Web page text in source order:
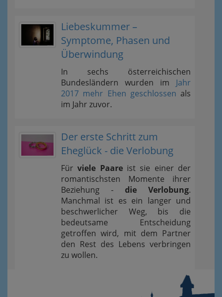
Liebeskummer –
Symptome, Phasen und
Überwindung
In sechs österreichischen
Bundesländern wurden im Jahr
2017 mehr Ehen geschlossen als
im Jahr zuvor.
Der erste Schritt zum
Eheglück - die Verlobung
Fürviele Paareist sie einer der
romantischsten Momente ihrer
Beziehung - die Verlobung.
Manchmal ist es ein langer und
beschwerlicher Weg, bis die
bedeutsame Entscheidung
getroffen wird, mit dem Partner
den Rest des Lebens verbringen
zu wollen.